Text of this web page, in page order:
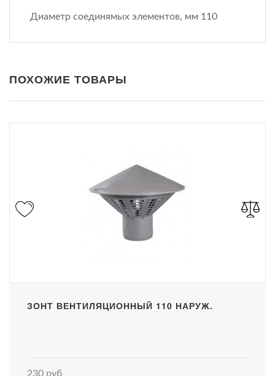
Диаметр соединямых элементов, мм 110
ПОХОЖИЕ ТОВАРЫ
ЗОНТ ВЕНТИЛЯЦИОННЫЙ 110 НАРУЖ.
230 руб